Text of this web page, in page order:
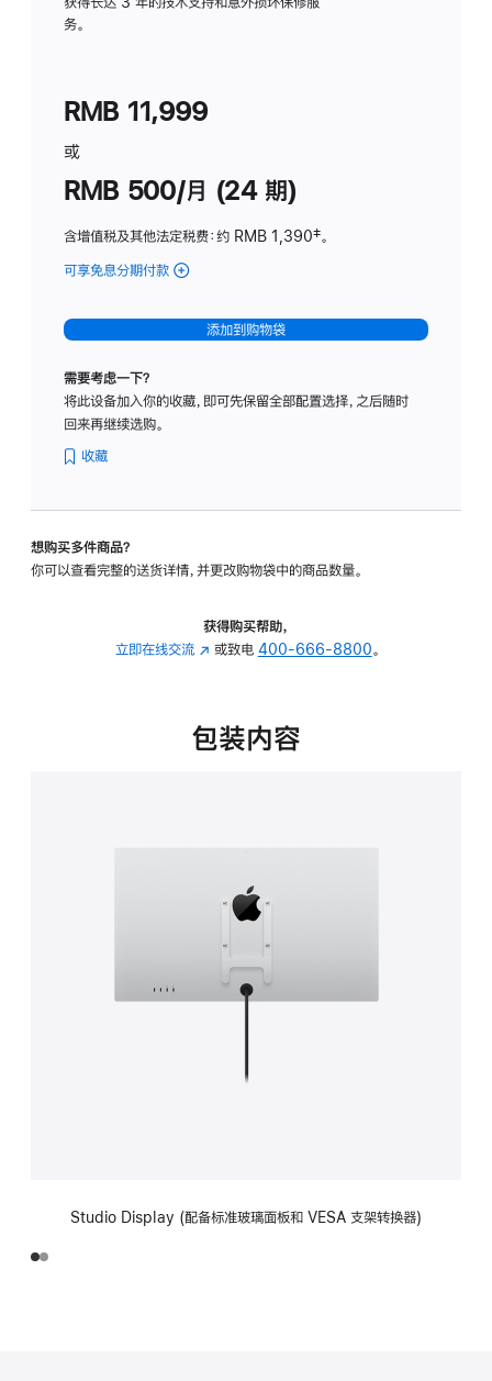
务。
RMB 11,999
或
RMB 500/月 (24 期)
含增值税及其他法定税费：约 RMB 1,390脚
‡。
可享免息分期付款 (Studio
-
标
璃
转
的
添加到购物袋
需要考虑一下？
将此设备加入你的收藏，即可先保留全部配置选择，之后随时
回来再继续选购。
收藏
想购买多件商品？
你可以查看完整的送货详情，并更改购物袋中的商品数量。
获得购买帮助，
立即在线交流 (在
中
或致电 400-666-8800。
包装内容
Studio Display (配备标准玻璃面板和 VESA 支架转换器)